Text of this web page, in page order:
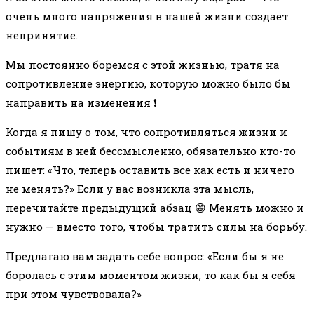
очень много напряжения в нашей жизни создает
непринятие.
Мы постоянно боремся с этой жизнью, тратя на
сопротивление энергию, которую можно было бы
направить на изменения ❗️
Когда я пишу о том, что сопротивляться жизни и
событиям в ней бессмысленно, обязательно кто-то
пишет: «Что, теперь оставить все как есть и ничего
не менять?» Если у вас возникла эта мысль,
перечитайте предыдущий абзац 😁 Менять можно и
нужно — вместо того, чтобы тратить силы на борьбу.
Предлагаю вам задать себе вопрос: «Если бы я не
боролась с этим моментом жизни, то как бы я себя
при этом чувствовала?»